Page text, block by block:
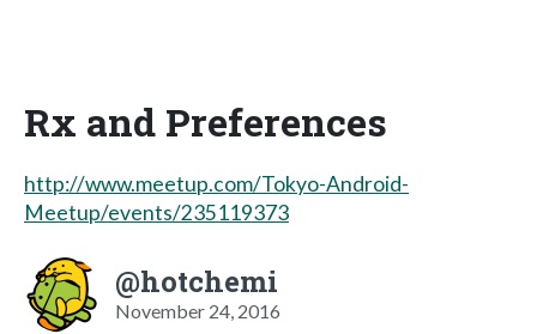
Rx and Preferences
http://www.meetup.com/Tokyo-Android-
Meetup/events/235119373
@hotchemi
November 24, 2016